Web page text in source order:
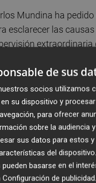
Mundina ha
esclarecer las
sábado como "un
Por ello, ha exigido
revisen los protocolos
tan delicada
alguien que ha
y presidente de la
de sus
socios utilizamos
su dispositivo y
para ofrecer
sobre la audiencia
sus datos para estos
del
basarse en el
Configuración de publicidad